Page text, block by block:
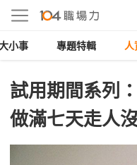
小事 專題特輯
試用期間系列
做滿七天走人